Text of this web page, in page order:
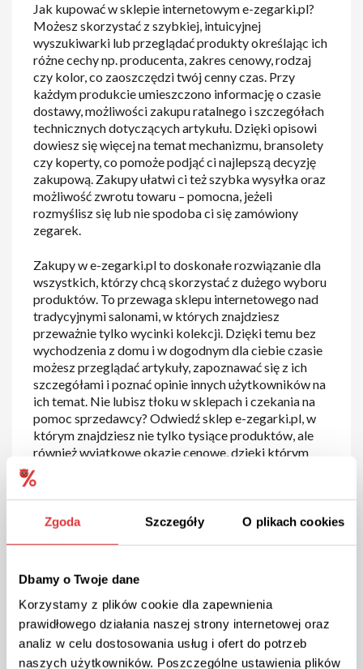
Zgoda Szczegóły O plikach cookies
Dbamy o Twoje dane
Korzystamy z plików cookie dla zapewnienia
prawidłowego działania naszej strony internetowej oraz
analiz w celu dostosowania usług i ofert do potrzeb
naszych użytkowników. Poszczególne ustawienia plików
Jak kupować w sklepie internetowym e-zegarki.pl?
Możesz skorzystać z szybkiej, intuicyjnej
wyszukiwarki lub przeglądać produkty określając ich
różne cechy np. producenta, zakres cenowy, rodzaj
czy kolor, co zaoszczędzi twój cenny czas. Przy
każdym produkcie umieszczono informację o czasie
dostawy, możliwości zakupu ratalnego i szczegółach
technicznych dotyczących artykułu. Dzięki opisowi
dowiesz się więcej na temat mechanizmu, bransolety
czy koperty, co pomoże podjąć ci najlepszą decyzję
zakupową. Zakupy ułatwi ci też szybka wysyłka oraz
możliwość zwrotu towaru – pomocna, jeżeli
rozmyślisz się lub nie spodoba ci się zamówiony
zegarek.
Zakupy w e-zegarki.pl to doskonałe rozwiązanie dla
wszystkich, którzy chcą skorzystać z dużego wyboru
produktów. To przewaga sklepu internetowego nad
tradycyjnymi salonami, w których znajdziesz
przeważnie tylko wycinki kolekcji. Dzięki temu bez
wychodzenia z domu i w dogodnym dla ciebie czasie
możesz przeglądać artykuły, zapoznawać się z ich
szczegółami i poznać opinie innych użytkowników na
ich temat. Nie lubisz tłoku w sklepach i czekania na
pomoc sprzedawcy? Odwiedź sklep e-zegarki.pl, w
którym znajdziesz nie tylko tysiące produktów, ale
również wyjątkowe okazje cenowe, dzięki którym
zaoszczędzisz.